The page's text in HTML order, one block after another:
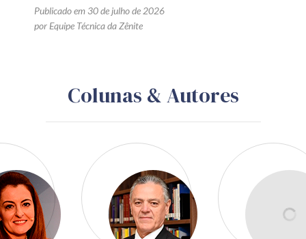
Publicado em 30 de julho de 2026
por Equipe Técnica da Zênite
Colunas & Autores